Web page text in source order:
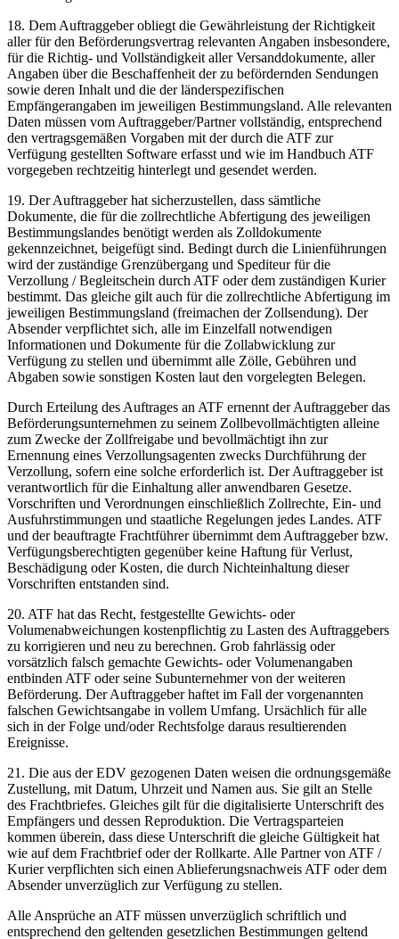
18. Dem Auftraggeber obliegt die Gewährleistung der Richtigkeit
aller für den Beförderungsvertrag relevanten Angaben insbesondere,
für die Richtig- und Vollständigkeit aller Versanddokumente, aller
Angaben über die Beschaffenheit der zu befördernden Sendungen
sowie deren Inhalt und die der länderspezifischen
Empfängerangaben im jeweiligen Bestimmungsland. Alle relevanten
Daten müssen vom Auftraggeber/Partner vollständig, entsprechend
den vertragsgemäßen Vorgaben mit der durch die ATF zur
Verfügung gestellten Software erfasst und wie im Handbuch ATF
vorgegeben rechtzeitig hinterlegt und gesendet werden.
19. Der Auftraggeber hat sicherzustellen, dass sämtliche
Dokumente, die für die zollrechtliche Abfertigung des jeweiligen
Bestimmungslandes benötigt werden als Zolldokumente
gekennzeichnet, beigefügt sind. Bedingt durch die Linienführungen
wird der zuständige Grenzübergang und Spediteur für die
Verzollung / Begleitschein durch ATF oder dem zuständigen Kurier
bestimmt. Das gleiche gilt auch für die zollrechtliche Abfertigung im
jeweiligen Bestimmungsland (freimachen der Zollsendung). Der
Absender verpflichtet sich, alle im Einzelfall notwendigen
Informationen und Dokumente für die Zollabwicklung zur
Verfügung zu stellen und übernimmt alle Zölle, Gebühren und
Abgaben sowie sonstigen Kosten laut den vorgelegten Belegen.
Durch Erteilung des Auftrages an ATF ernennt der Auftraggeber das
Beförderungsunternehmen zu seinem Zollbevollmächtigten alleine
zum Zwecke der Zollfreigabe und bevollmächtigt ihn zur
Ernennung eines Verzollungsagenten zwecks Durchführung der
Verzollung, sofern eine solche erforderlich ist. Der Auftraggeber ist
verantwortlich für die Einhaltung aller anwendbaren Gesetze.
Vorschriften und Verordnungen einschließlich Zollrechte, Ein- und
Ausfuhrstimmungen und staatliche Regelungen jedes Landes. ATF
und der beauftragte Frachtführer übernimmt dem Auftraggeber bzw.
Verfügungsberechtigten gegenüber keine Haftung für Verlust,
Beschädigung oder Kosten, die durch Nichteinhaltung dieser
Vorschriften entstanden sind.
20. ATF hat das Recht, festgestellte Gewichts- oder
Volumenabweichungen kostenpflichtig zu Lasten des Auftraggebers
zu korrigieren und neu zu berechnen. Grob fahrlässig oder
vorsätzlich falsch gemachte Gewichts- oder Volumenangaben
entbinden ATF oder seine Subunternehmer von der weiteren
Beförderung. Der Auftraggeber haftet im Fall der vorgenannten
falschen Gewichtsangabe in vollem Umfang. Ursächlich für alle
sich in der Folge und/oder Rechtsfolge daraus resultierenden
Ereignisse.
21. Die aus der EDV gezogenen Daten weisen die ordnungsgemäße
Zustellung, mit Datum, Uhrzeit und Namen aus. Sie gilt an Stelle
des Frachtbriefes. Gleiches gilt für die digitalisierte Unterschrift des
Empfängers und dessen Reproduktion. Die Vertragsparteien
kommen überein, dass diese Unterschrift die gleiche Gültigkeit hat
wie auf dem Frachtbrief oder der Rollkarte. Alle Partner von ATF /
Kurier verpflichten sich einen Ablieferungsnachweis ATF oder dem
Absender unverzüglich zur Verfügung zu stellen.
Alle Ansprüche an ATF müssen unverzüglich schriftlich und
entsprechend den geltenden gesetzlichen Bestimmungen geltend